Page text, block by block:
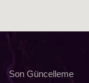
Son Güncelleme